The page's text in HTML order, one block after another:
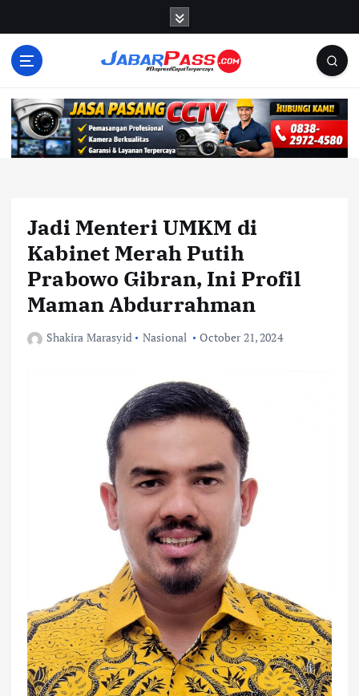
Jadi Menteri UMKM di
Kabinet Merah Putih
Prabowo Gibran, Ini Profil
Maman Abdurrahman
Shakira Marasyid Nasional October 21, 2024